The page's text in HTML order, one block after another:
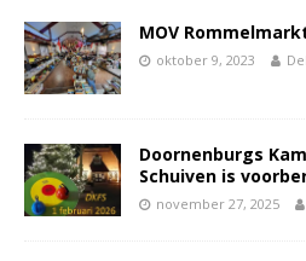
MOV
oktober 9, 2023
Doornenburgs
Schuiven is
november 27, 2025